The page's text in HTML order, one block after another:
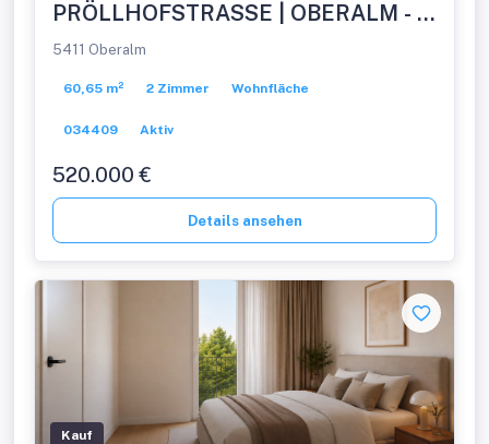
PRÖLLHOFSTRASSE | OBERALM - 2
Zimmer Gartenwohnung -
5411 Oberalm
60,65 m² 2 Zimmer Wohnfläche
034409 Aktiv
520.000 €
Details ansehen
Kauf